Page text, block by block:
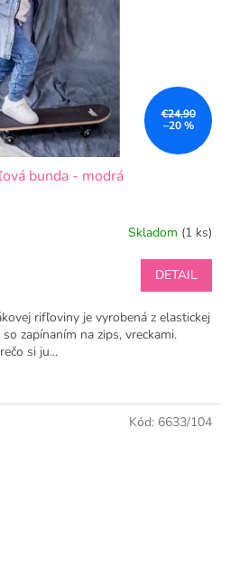
€24,90
–20 %
bunda - modrá
Skladom (1 ks)
DETAIL
rifľoviny je vyrobená z elastickej
zapínaním na zips, vreckami.
si ju...
Kód: 6633/104